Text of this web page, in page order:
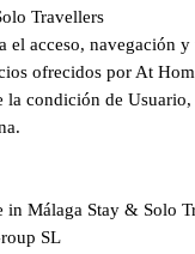
Travellers
el acceso, navegación
ofrecidos por At
la condición de
Málaga Stay & Solo
SL